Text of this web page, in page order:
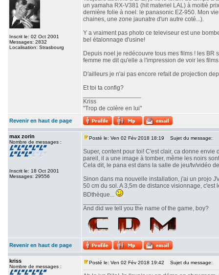
Inscrit le: 02 Oct 2001
Messages: 2832
Localisation: Strasbourg
un yamaha RX-V381 (hit materiel LAL) à moitié
dernière folie à noel: le panasonic EZ-950. Mon
chaines, une zone jaunatre d'un autre coté...).
Y a vraiment pas photo ce televiseur est une
bel étalonnage d'usine!
Depuis noel je redécouvre tous mes films ! les BR
femme me dit qu'elle a l'impression de voir les
D'ailleurs je n'ai pas encore refait de projection
Et toi ta config?
Kriss
"Trop de colère en lui"
Revenir en haut de page
max zorin
Nombre de messages :
Inscrit le: 18 Oct 2001
Messages: 29556
Posté le: Ven 02 Fév 2018 18:19 Sujet du message:
Super, content pour toi! C'est clair, ca donne
pareil, il a une image à tomber, même les noirs
Cela dit, le pana est dans la salle de jeu/tv/vidéo
Sinon dans ma nouvelle installation, j'ai un projo
50 cm du sol. A 3,5m de distance visionnage,
BDthèque...
And did we tell you the name of the game, boy?
Revenir en haut de page
kriss
Nombre de messages :
Posté le: Ven 02 Fév 2018 19:42 Sujet du message: